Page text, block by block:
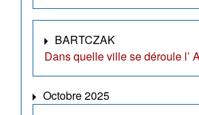
BARTCZAK
Dans quelle ville se déroule l’
Octobre 2025